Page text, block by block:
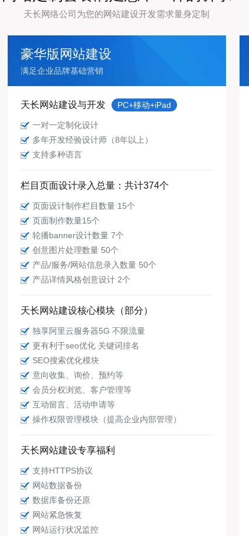
天长网络公司为您的网站建设开发需求量身定制
豪华版网站建设
满足企业品牌基础营销
天长网站建设与开发 PC+移动+iPad
一对一定制化设计
多年开发经验设计师（8年以上）
支持多种语言
栏目页面设计录入总量：共计374个
页面设计制作栏目数量 15个
页面制作数量15个
轮播banner设计数量 7个
创意图片处理数量 50个
产品/服务/网站信息录入数量 50个
产品详情风格创意设计 2个
天长网站建设核心模块（部分）
独享阿里云服务器5G 不限流量
更有利于seo优化 关键词排名
SEO搜索优化模块
意向收集、询价、预约等
会员分权浏览、客户管理等
互动留言、活动申请等
操作权限管理模块（提高企业内部管理）
天长网站建设专享福利
支持HTTPS协议
网站数据备份
数据库备份还原
网站紧急恢复
网站运行状况监控